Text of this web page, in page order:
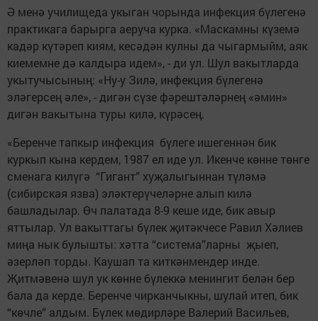
Ә менә училищеда укыган чорында инфекция бүлегенә
практикага барырга аеруча курка. «Маскамны күземә
кадәр күтәреп киям, кесәдән кулны да чыгармыйм, аяк
киемемне дә калдыра идем», - ди ул. Шул вакытларда
укытучысының: «Ну-у Зилә, инфекция бүлегенә
эләгерсең әле», - дигән сүзе фәрештәләрнең «әмин»
дигән вакытына туры килә, күрәсең.
«Беренче тапкыр инфекция бүлеге ишегеннән бик
куркып кына кердем, 1987 ел иде ул. Икенче көнне төнге
сменага килүгә “Гигант” хуҗалыгыннан түләмә
(сибирская язва) эләктерүчеләрне алып килә
башладылар. Өч палатада 8-9 кеше иде, бик авыр
яттылар. Ул вакыттагы бүлек җитәкчесе Равил Хәлиев
миңа нык булышты: хәтта “система”ларны җыеп,
әзерләп торды. Каушап та киткәнмендер инде.
Җитмәвенә шул ук көнне бүлеккә менингит белән бер
бала да керде. Беренче чирканчыкны, шулай итеп, бик
“көчле” алдым. Бүлек мөдирләре Валерий Васильев,